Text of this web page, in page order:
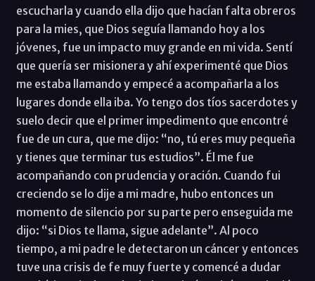
escucharla y cuando ella dijo que hacían falta obreros
para la mies, que Dios seguía llamando hoy a los
jóvenes, fue un impacto muy grande en mi vida. Sentí
que quería ser misionera y ahí experimenté que Dios
me estaba llamando y empecé a acompañarla a los
lugares donde ella iba. Yo tengo dos tíos sacerdotes y
suelo decir que el primer impedimento que encontré
fue de un cura, que me dijo: “no, tú eres muy pequeña
y tienes que terminar tus estudios”. Él me fue
acompañando con prudencia y oración. Cuando fui
creciendo se lo dije a mi madre, hubo entonces un
momento de silencio por su parte pero enseguida me
dijo: “si Dios te llama, sigue adelante”. Al poco
tiempo, a mi padre le detectaron un cáncer y entonces
tuve una crisis de fe muy fuerte y comencé a dudar